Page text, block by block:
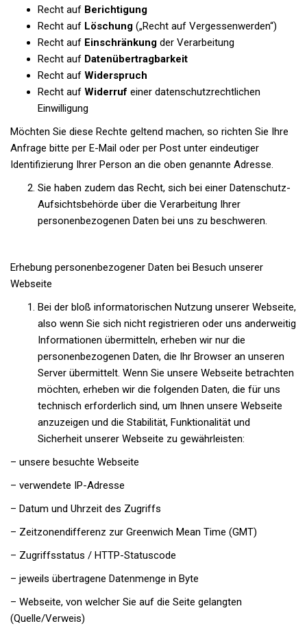
Recht auf Berichtigung
Recht auf Löschung („Recht auf Vergessenwerden“)
Recht auf Einschränkung der Verarbeitung
Recht auf Datenübertragbarkeit
Recht auf Widerspruch
Recht auf Widerruf einer datenschutzrechtlichen
Einwilligung
Möchten Sie diese Rechte geltend machen, so richten Sie Ihre
Anfrage bitte per E-Mail oder per Post unter eindeutiger
Identifizierung Ihrer Person an die oben genannte Adresse.
Sie haben zudem das Recht, sich bei einer Datenschutz-
Aufsichtsbehörde über die Verarbeitung Ihrer
personenbezogenen Daten bei uns zu beschweren.
Erhebung personenbezogener Daten bei Besuch unserer
Webseite
Bei der bloß informatorischen Nutzung unserer Webseite,
also wenn Sie sich nicht registrieren oder uns anderweitig
Informationen übermitteln, erheben wir nur die
personenbezogenen Daten, die Ihr Browser an unseren
Server übermittelt. Wenn Sie unsere Webseite betrachten
möchten, erheben wir die folgenden Daten, die für uns
technisch erforderlich sind, um Ihnen unsere Webseite
anzuzeigen und die Stabilität, Funktionalität und
Sicherheit unserer Webseite zu gewährleisten:
– unsere besuchte Webseite
– verwendete IP-Adresse
– Datum und Uhrzeit des Zugriffs
– Zeitzonendifferenz zur Greenwich Mean Time (GMT)
– Zugriffsstatus / HTTP-Statuscode
– jeweils übertragene Datenmenge in Byte
– Webseite, von welcher Sie auf die Seite gelangten
(Quelle/Verweis)